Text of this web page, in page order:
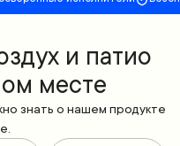
и патио
месте
знать о нашем продукте